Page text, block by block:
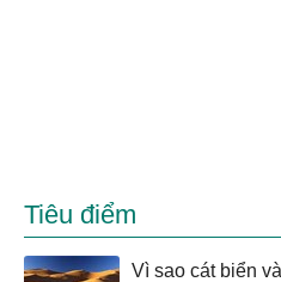
Tiêu điểm
Vì sao cát biển